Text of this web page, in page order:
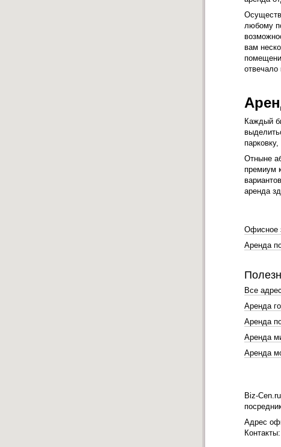
любому
вам
отвечало
Каждый
Отныне
премиум
аренда
Офисное
Аренда
Все
Аренда
Аренда
Аренда
Аренда
Biz-Cen.ru
Адрес
Контакты: